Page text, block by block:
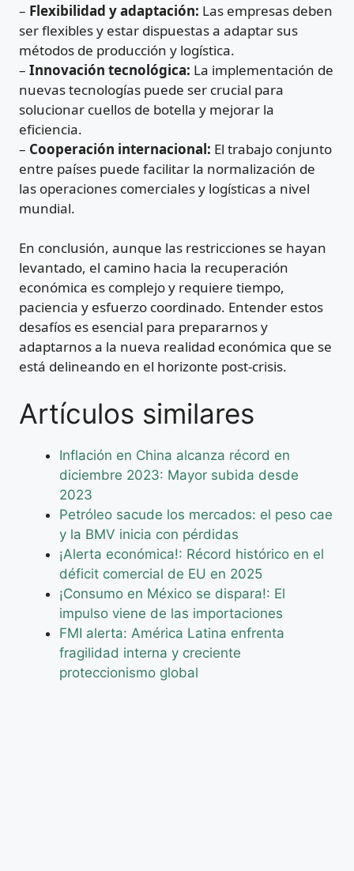
– Flexibilidad y adaptación: Las empresas deben
ser flexibles y estar dispuestas a adaptar sus
métodos de producción y logística.
– Innovación tecnológica: La implementación de
nuevas tecnologías puede ser crucial para
solucionar cuellos de botella y mejorar la
eficiencia.
– Cooperación internacional: El trabajo conjunto
entre países puede facilitar la normalización de
las operaciones comerciales y logísticas a nivel
mundial.
En conclusión, aunque las restricciones se hayan
levantado, el camino hacia la recuperación
económica es complejo y requiere tiempo,
paciencia y esfuerzo coordinado. Entender estos
desafíos es esencial para prepararnos y
adaptarnos a la nueva realidad económica que se
está delineando en el horizonte post-crisis.
Artículos similares
Inflación en China alcanza récord en
diciembre 2023: Mayor subida desde
2023
Petróleo sacude los mercados: el peso cae
y la BMV inicia con pérdidas
¡Alerta económica!: Récord histórico en el
déficit comercial de EU en 2025
¡Consumo en México se dispara!: El
impulso viene de las importaciones
FMI alerta: América Latina enfrenta
fragilidad interna y creciente
proteccionismo global